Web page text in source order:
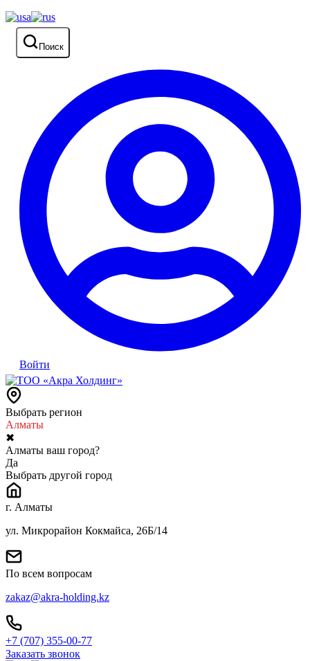
Поиск
Войти
Выбрать регион
Алматы
✖
Алматы ваш город?
Да
Выбрать другой город
г. Алматы
ул. Микрорайон Кокмайса, 26Б/14
По всем вопросам
zakaz@akra-holding.kz
+7 (707) 355-00-77
Заказать звонок